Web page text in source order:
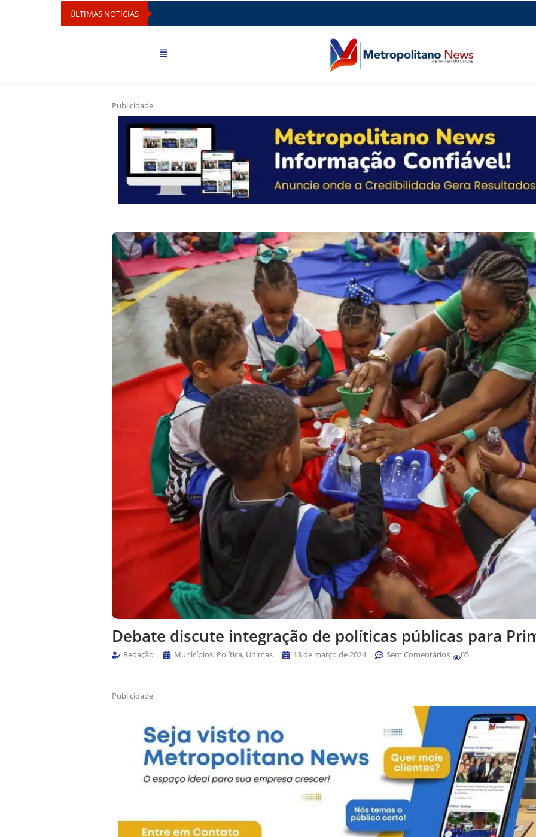
ÚLTIMAS NOTÍCIAS
Publicidade
Debate discute integração de políticas públicas para
Redação Municípios, Política, Últimas 13 de março de 2024 Sem Comentários 65
Publicidade